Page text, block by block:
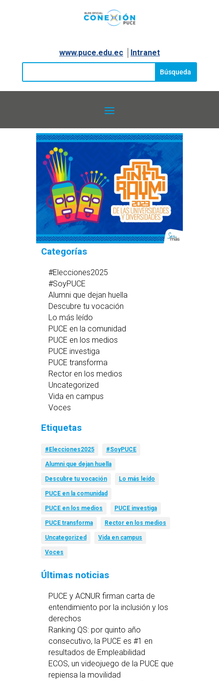
www.puce.edu.ec│ Intranet
Categorías
#Elecciones2025
#SoyPUCE
Alumni que dejan huella
Descubre tu vocación
Lo más leído
PUCE en la comunidad
PUCE en los medios
PUCE investiga
PUCE transforma
Rector en los medios
Uncategorized
Vida en campus
Voces
Etiquetas
#Elecciones2025 #SoyPUCE
Alumni que dejan huella
Descubre tu vocación Lo más leído
PUCE en la comunidad
PUCE en los medios PUCE investiga
PUCE transforma Rector en los medios
Uncategorized Vida en campus
Voces
Últimas noticias
PUCE y ACNUR firman carta de
entendimiento por la inclusión y los
derechos
Ranking QS: por quinto año
consecutivo, la PUCE es #1 en
resultados de Empleabilidad
ECOS, un videojuego de la PUCE que
repiensa la movilidad